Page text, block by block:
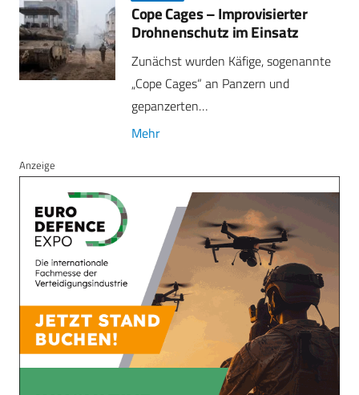
Cope Cages – Improvisierter
Drohnenschutz im Einsatz
Zunächst wurden Käfige, sogenannte
„Cope Cages“ an Panzern und
gepanzerten…
Mehr
Anzeige